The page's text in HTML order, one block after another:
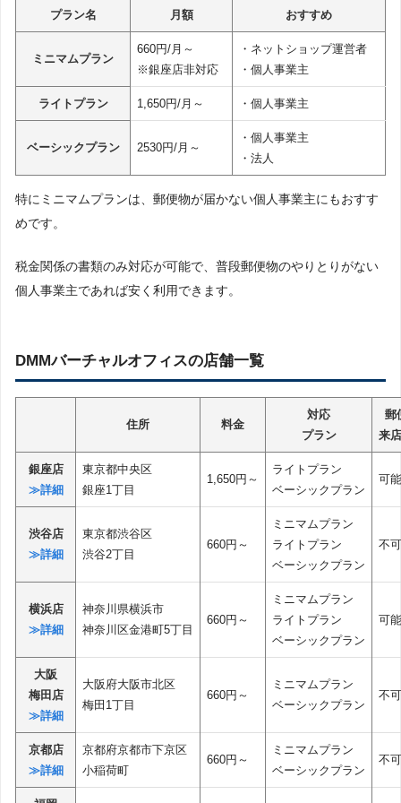
プラン名 月額 おすすめ
ミニマムプラン
660円/月～
※銀座店非対応
・ネットショップ運営者
・個人事業主
ライトプラン 1,650円/月～ ・個人事業主
ベーシックプラン 2530円/月～
・個人事業主
・法人
特にミニマムプランは、郵便物が届かない個人事業主にもおすす
めです。
税金関係の書類のみ対応が可能で、普段郵便物のやりとりがない
個人事業主であれば安く利用できます。
DMMバーチャルオフィスの店舗一覧
住所 料金
対応
プラン
郵
来
銀座店
≫詳細
東京都中央区
銀座1丁目
1,650円～
ライトプラン
ベーシックプラン
可能
渋谷店
≫詳細
東京都渋谷区
渋谷2丁目
660円～
ミニマムプラン
ライトプラン
ベーシックプラン
不可
横浜店
≫詳細
神奈川県横浜市
神奈川区金港町5丁目
660円～
ミニマムプラン
ライトプラン
ベーシックプラン
可能
大阪
梅田店
≫詳細
大阪府大阪市北区
梅田1丁目
660円～
ミニマムプラン
ベーシックプラン
不可
京都店
≫詳細
京都府京都市下京区
小稲荷町
660円～
ミニマムプラン
ベーシックプラン
不可